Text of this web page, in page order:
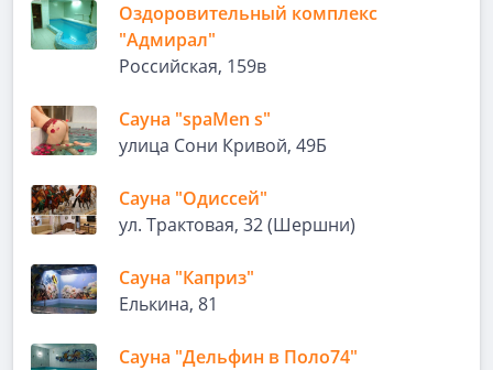
Оздоровительный комплекс
"Адмирал"
Российская, 159в
Сауна "spaMen s"
улица Сони Кривой, 49Б
Сауна "Одиссей"
ул. Трактовая, 32 (Шершни)
Сауна "Каприз"
Елькина, 81
Сауна "Дельфин в Поло74"